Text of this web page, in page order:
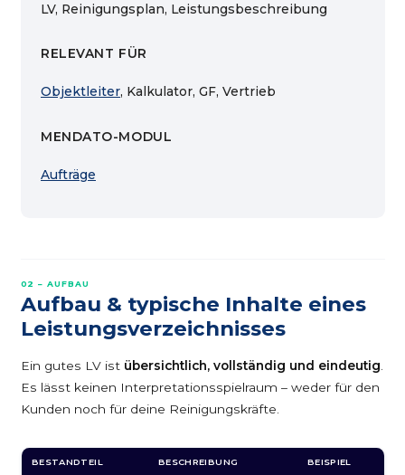
LV, Reinigungsplan, Leistungsbeschreibung
RELEVANT FÜR
Objektleiter, Kalkulator, GF, Vertrieb
MENDATO-MODUL
Aufträge
02 – AUFBAU
Aufbau & typische Inhalte eines
Leistungsverzeichnisses
Ein gutes LV ist übersichtlich, vollständig und eindeutig
Es lässt keinen Interpretationsspielraum – weder für den
Kunden noch für deine Reinigungskräfte.
BESTANDTEIL BESCHREIBUNG BEISPIEL